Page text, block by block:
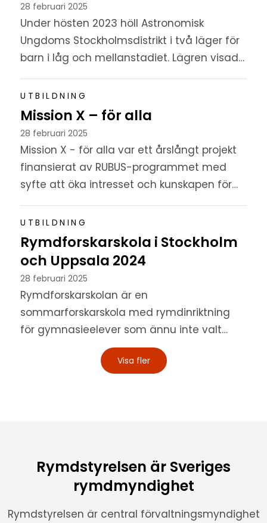
28 februari 2025
Under hösten 2023 höll Astronomisk
Ungdoms Stockholmsdistrikt i två läger för
barn i låg och mellanstadiet. Lägren visade
på ett stort intresse och behov av
rymdrelaterade aktiviteter bland yngre...
UTBILDNING
Mission X – för alla
28 februari 2025
Mission X - för alla var ett årslångt projekt
finansierat av RUBUS-programmet med
syfte att öka intresset och kunskapen för
STEGM-ämnen (science, technology,
engineering, geography, and
mathematics...
UTBILDNING
Rymdforskarskola i Stockholm
och Uppsala 2024
28 februari 2025
Rymdforskarskolan är en
sommarforskarskola med rymdinriktning
för gymnasieelever som ännu inte valt
högre utbildning och har genomförts
årligen sedan 2016. Rymdforskarskolan
Visa fler
Rymdstyrelsen är Sveriges
rymdmyndighet
Rymdstyrelsen är central förvaltningsmyndighet